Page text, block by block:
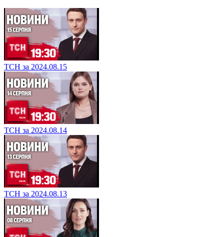
ТСН за 2024.08.15
ТСН за 2024.08.14
ТСН за 2024.08.13